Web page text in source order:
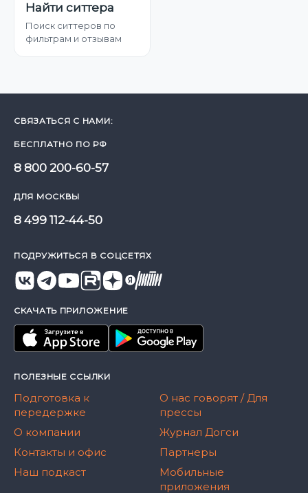
Найти ситтера
Поиск ситтеров по
фильтрам и отзывам
СВЯЗАТЬСЯ С НАМИ:
БЕСПЛАТНО ПО РФ
8 800 200-60-57
ДЛЯ МОСКВЫ
8 499 112-44-50
ПОДРУЖИТЬСЯ В СОЦСЕТЯХ
СКАЧАТЬ ПРИЛОЖЕНИЕ
ПОЛЕЗНЫЕ ССЫЛКИ
Подготовка к
передержке
О компании
Контакты и офис
Наш подкаст
О нас говорят / Для
прессы
Журнал Догси
Партнеры
Мобильные
приложения